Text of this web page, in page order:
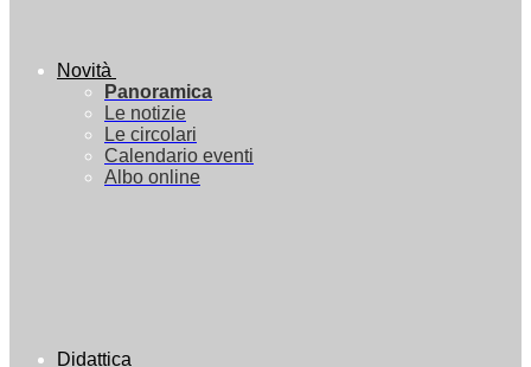
Novità
Panoramica
Le notizie
Le circolari
Calendario eventi
Albo online
Didattica